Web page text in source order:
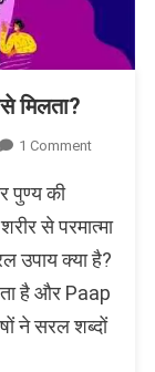
मिलता?
1 CommentOn
परिभाषा।
परमात्मा
कैसे
मिलता?
पुण्य की
से परमात्मा
उपाय क्या है?
है और Paap
ने सरल शब्दों